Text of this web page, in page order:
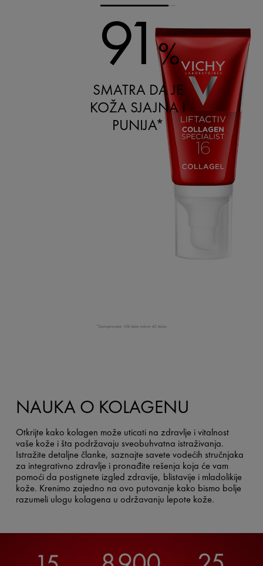
91%
SMATRA DA JE
KOŽA SJAJNA I
PUNIJA*
*Samoprocena 106 žena tokom 42 dana.
NAUKA O KOLAGENU
Otkrijte kako kolagen može uticati na zdravlje i vitalnost
vaše kože i šta podržavaju sveobuhvatna istraživanja.
Istražite detaljne članke, saznajte savete vodećih stručnjaka
za integrativno zdravlje i pronađite rešenja koja će vam
pomoći da postignete izgled zdravije, blistavije i mladolikije
kože. Krenimo zajedno na ovo putovanje kako bismo bolje
razumeli ulogu kolagena u održavanju lepote kože.